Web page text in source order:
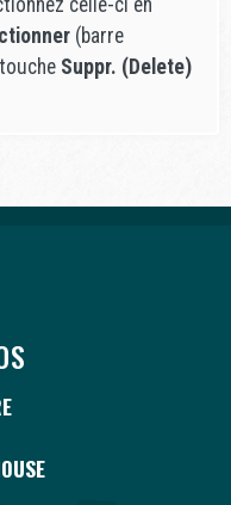
(barre
Suppr. (Delete)